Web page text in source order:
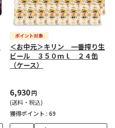
＜お中元＞キリン 一番搾り生
ビール ３５０ｍｌ ２４缶
（ケース）
6,930円
(送料・税込)
獲得ポイント : 69